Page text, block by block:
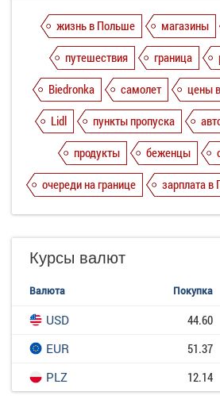
жизнь в Польше магазины
путешествия
граница
Biedronka
самолет цены
Lidl
пункты пропуска
продукты
беженцы
очереди на границе
зарплата в
Курсы валют
Валюта Покупка
USD 44.60
EUR
51.37
PLZ
12.14